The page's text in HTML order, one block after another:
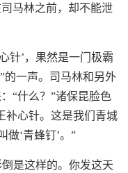
马林之前，却不能泄
针’，果然是一门极霸
一声。司马林和另外
“什么？”诸保昆脸色
补心针。这是我们青城
做‘青蜂钉’。”
倒是这样的。你发这天